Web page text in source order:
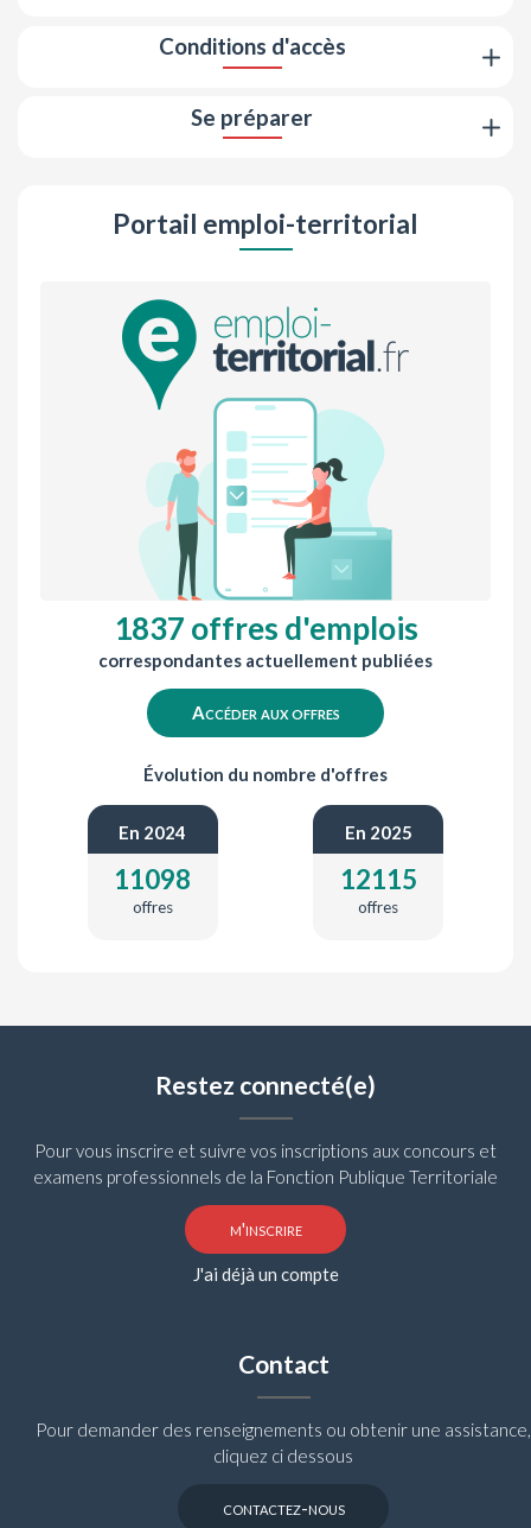
Conditions d'accès
Se préparer
Portail emploi-territorial
1837 offres d'emplois
correspondantes actuellement publiées
Accéder aux offres
Évolution du nombre d'offres
En 2024
11098
offres
En 2025
12115
offres
Restez connecté(e)
Pour vous inscrire et suivre vos inscriptions aux concours et
examens professionnels de la Fonction Publique Territoriale
m'inscrire
J'ai déjà un compte
Contact
Pour demander des renseignements ou obtenir une assistance,
cliquez ci dessous
contactez-nous